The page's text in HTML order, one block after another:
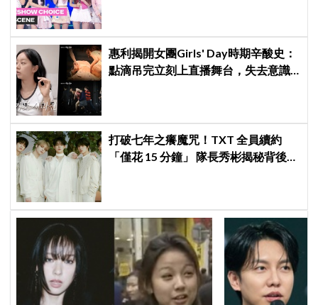
惠利揭開女團Girls' Day時期辛酸史：
點滴吊完立刻上直播舞台，失去意識
打破七年之癢魔咒！TXT 全員續約
「僅花 15 分鐘」 隊長秀彬揭秘背後原